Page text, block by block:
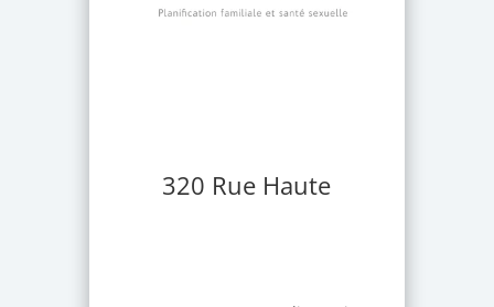
320 Rue Haute